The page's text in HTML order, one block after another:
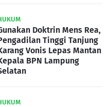
Doktrin Mens Rea,
Tinggi Tanjung
Vonis Lepas Mantan
BPN Lampung